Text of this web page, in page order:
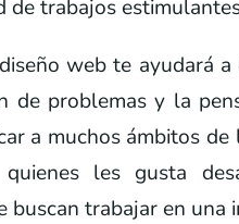
de trabajos
web te ayudará
de problemas y la
a muchos ámbitos
les gusta
buscan trabajar en una